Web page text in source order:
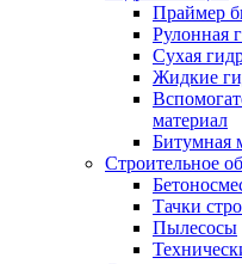
Праймер
Рулонная
Сухая
Жидкие
материал
Битумная
Строительное
Тачки
Пылесосы